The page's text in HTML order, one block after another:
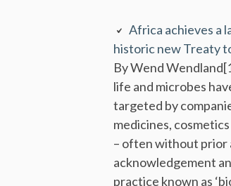
Africa achieves a
historic new Treaty
By Wend
life and microbes
targeted by
medicines,
– often without prior
acknowledgement
practice known as